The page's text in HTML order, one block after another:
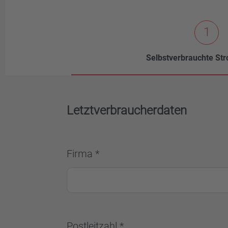
1
Selbstverbrauchte
Letztverbraucherdaten
Firma *